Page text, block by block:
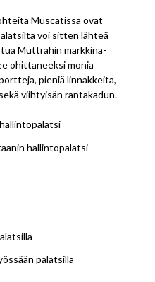
Muscatissa ovat
voi sitten lähteä
Muttrahin markkina-
ohittaneeksi monia
pieniä linnakkeita,
viihtyisän rantakadun.
hallintopalatsi
palatsilla